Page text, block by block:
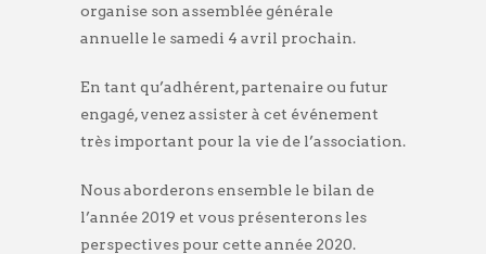
organise son assemblée générale
annuelle le samedi 4 avril prochain.
En tant qu’adhérent, partenaire ou futur
engagé, venez assister à cet événement
très important pour la vie de l’association.
Nous aborderons ensemble le bilan de
l’année 2019 et vous présenterons les
perspectives pour cette année 2020.